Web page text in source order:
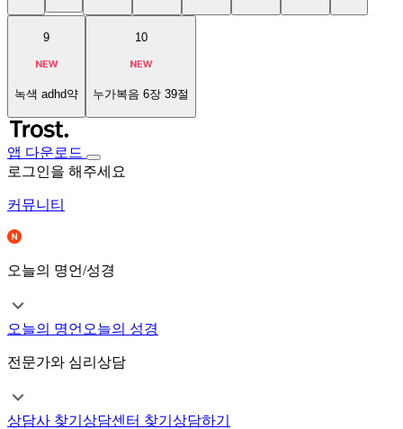
9
녹색 adhd약
10
누가복음 6장 39절
앱 다운로드
로그인을 해주세요
커뮤니티
오늘의 명언/성경
오늘의 명언 오늘의 성경
전문가와 심리상담
상담사 찾기 상담센터 찾기 상담하기